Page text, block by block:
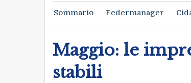
Sommario Federmanager
Maggio: le
stabili